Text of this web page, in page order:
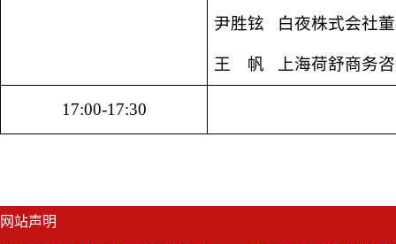
尹胜铉 白夜株式会社
王 帆 上海荷舒商务咨
17:00-17:30
网站声明